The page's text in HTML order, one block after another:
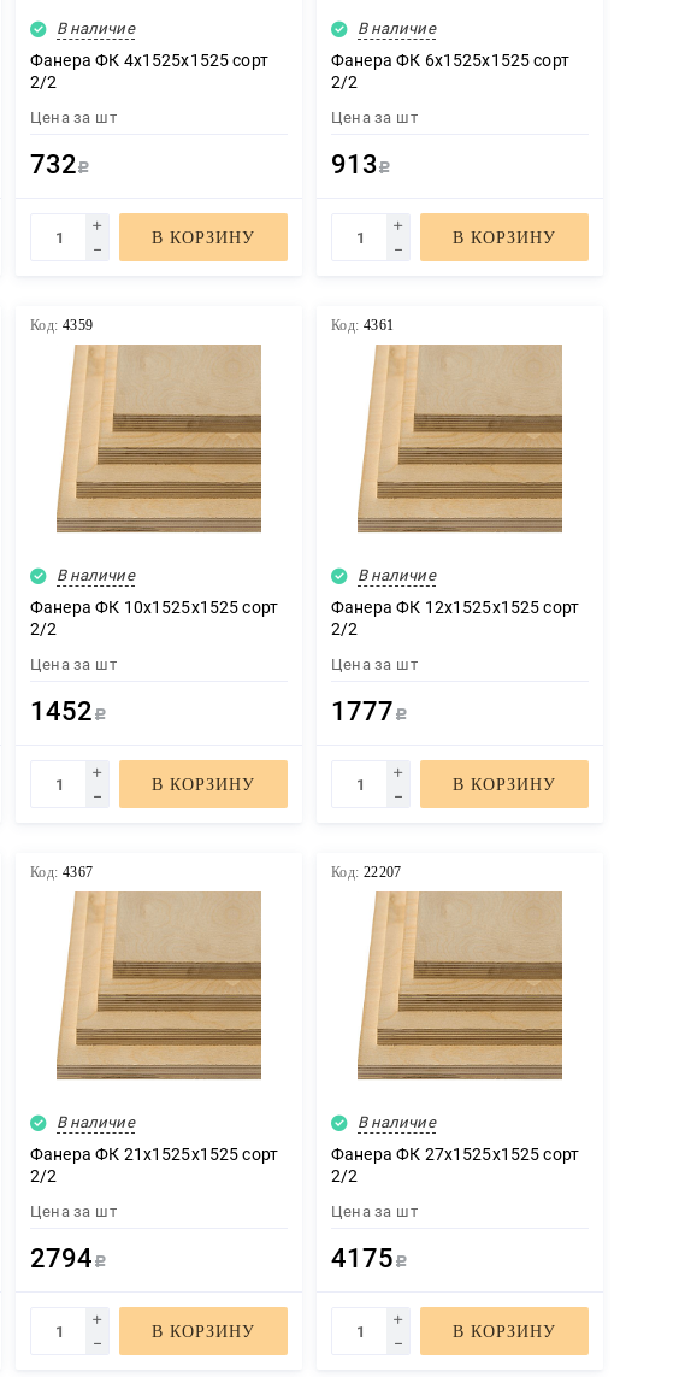
В наличие
Фанера ФК 4х1525х1525 сорт
2/2
Цена за шт
732 Р
В КОРЗИНУ
В наличие
Фанера ФК 6х1525х1525 сорт
2/2
Цена за шт
913 Р
В КОРЗИНУ
Код: 4359
В наличие
Фанера ФК 10х1525х1525 сорт
2/2
Цена за шт
1452 Р
В КОРЗИНУ
Код: 4361
В наличие
Фанера ФК 12х1525х1525 сорт
2/2
Цена за шт
1777 Р
В КОРЗИНУ
Код: 4367
В наличие
Фанера ФК 21х1525х1525 сорт
2/2
Цена за шт
2794 Р
В КОРЗИНУ
Код: 22207
В наличие
Фанера ФК 27х1525х1525 сорт
2/2
Цена за шт
4175 Р
В КОРЗИНУ